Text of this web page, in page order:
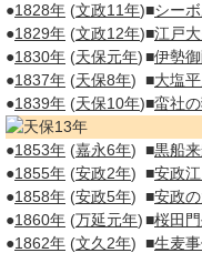
●1828年 (文政11年)■シー
●1829年 (文政12年)■江戸
●1830年 (天保元年)■伊勢
●1837年 (天保8年) ■大塩
●1839年 (天保10年)■蛮社
●1853年 (嘉永6年) ■黒船
●1855年 (安政2年) ■安政
●1858年 (安政5年) ■安政
●1860年 (万延元年)■桜田
●1862年 (文久2年) ■生麦